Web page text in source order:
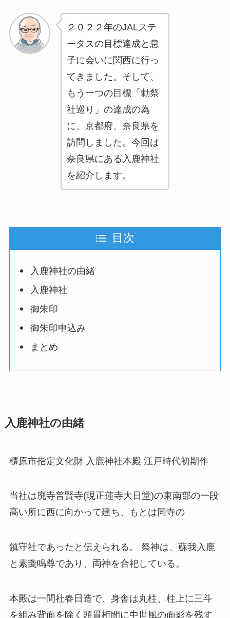
２０２２年のJALステ
ータスの目標達成と息
子に会いに関西に行っ
てきました。そして、
もう一つの目標「勅祭
社巡り」の達成の為
に、京都府、奈良県を
訪問しました。今回は
奈良県にある入鹿神社
を紹介します。
目次
入鹿神社の由緒
入鹿神社
御朱印
御朱印申込み
まとめ
入鹿神社の由緒
櫃原市指定文化財 入鹿神社本殿 江戸時代初期作
当社は廃寺普賢寺(現正蓮寺大日堂)の東南部の一段
高い所に西に向かって建ち、もとは同寺の
鎮守社であったと伝えられる。 祭神は、蘇我入鹿
と素戔鳴尊であり、両神を合祀している。
本殿は一間社春日造で、身舎は丸柱、柱上に三斗
を組み背面を除く頭貫桁間に中世風の面影を残す